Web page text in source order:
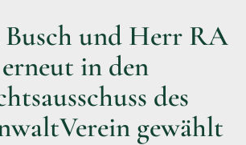
und Herr RA
in den
des
gewählt